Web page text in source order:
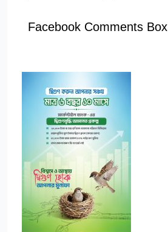
Facebook Comments Box